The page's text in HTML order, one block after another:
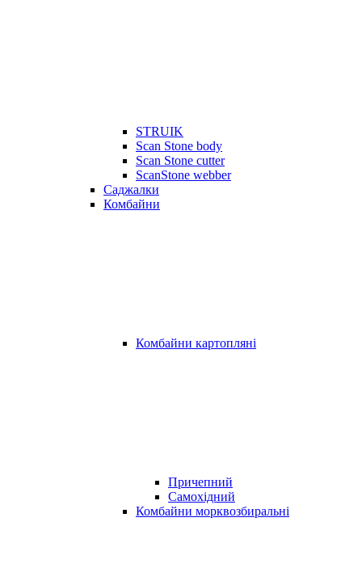
STRUIK
Scan Stone body
Scan Stone cutter
ScanStone webber
Саджалки
Комбайни
Комбайни картопляні
Причепний
Самохідний
Комбайни морквозбиральні